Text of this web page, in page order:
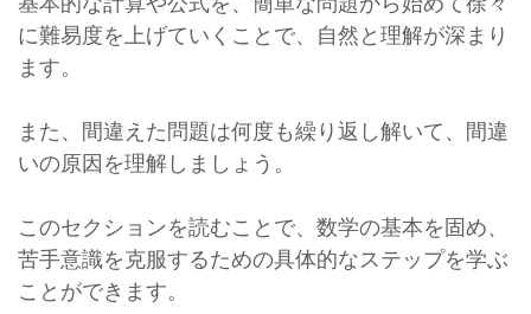
に難易度を上げていくことで、自然と理解が深まり
ます。
また、間違えた問題は何度も繰り返し解いて、間違
いの原因を理解しましょう。
このセクションを読むことで、数学の基本を固め、
苦手意識を克服するための具体的なステップを学ぶ
ことができます。